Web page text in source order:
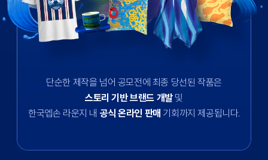
단순한 제작을 넘어 공모전에 최종 당선된 작품은
스토리 기반 브랜드 개발및
한국엡손 라운지 내 공식 온라인 판매 기회까지 제공됩니다.